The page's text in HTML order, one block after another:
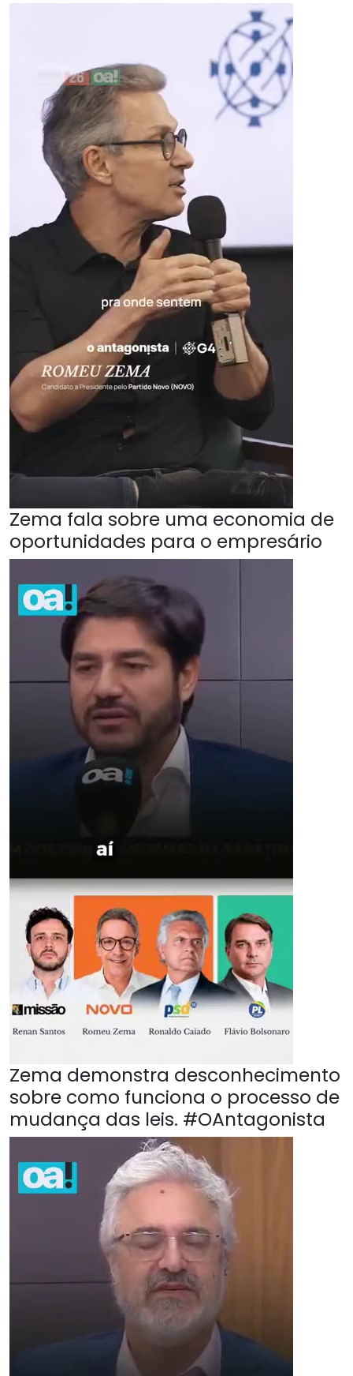
Zema fala sobre uma economia de
oportunidades para o empresário
Zema demonstra desconhecimento
sobre como funciona o processo de
mudança das leis. #OAntagonista